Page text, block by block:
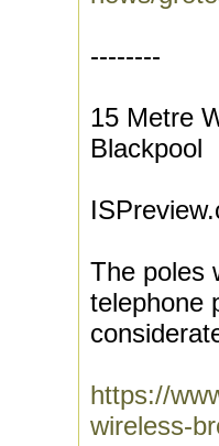
--------
15 Metre
Blackpool
The poles
telephone
https://
wireless-